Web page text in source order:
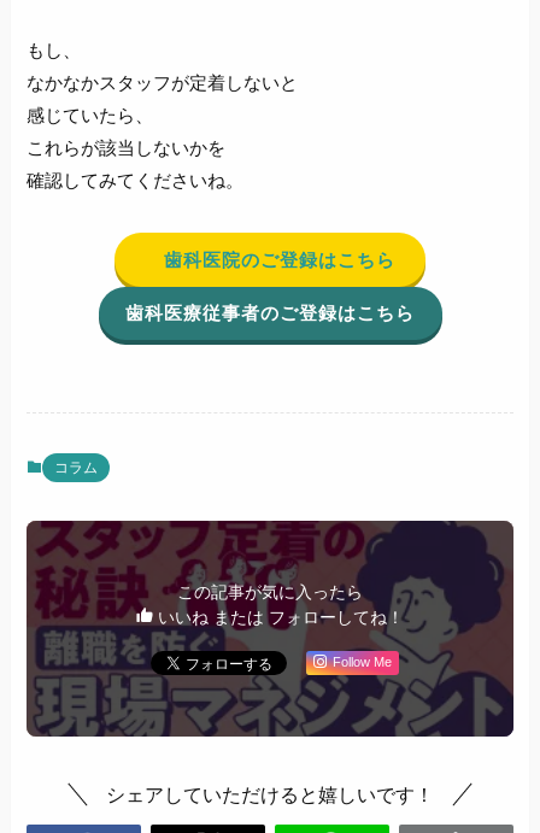
もし、
なかなかスタッフが定着しないと
感じていたら、
これらが該当しないかを
確認してみてくださいね。
歯科医院のご登録はこちら
歯科医療従事者のご登録はこちら
コラム
この記事が気に入ったら
いいね または フォローしてね！
Follow Me
シェアしていただけると嬉しいです！